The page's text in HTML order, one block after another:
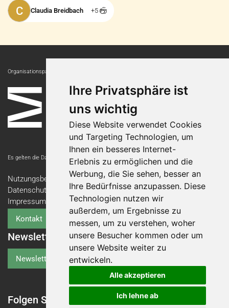
Ihre Privatsphäre ist
uns wichtig
Diese Website verwendet Cookies
und Targeting Technologien, um
Ihnen ein besseres Internet-
Erlebnis zu ermöglichen und die
Werbung, die Sie sehen, besser an
Ihre Bedürfnisse anzupassen. Diese
Technologien nutzen wir
außerdem, um Ergebnisse zu
messen, um zu verstehen, woher
unsere Besucher kommen oder um
unsere Website weiter zu
entwickeln.
Alle akzeptieren
Ich lehne ab
C Claudia Breidbach +5
Organisationspartnerin:
Es gelten die Datenschutzbestimmungen der Messe Luzern AG.
Nutzungsbedingungen
Datenschutzerklärung
Impressum
Kontakt
Newsletter
Newsletter-Anmeldung
Folgen Sie der Swiss Abilities